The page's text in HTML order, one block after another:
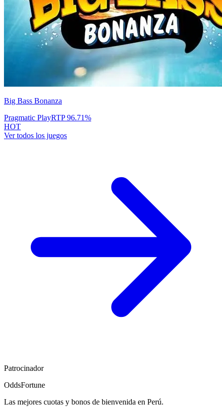
Big Bass Bonanza
Pragmatic PlayRTP96.71%
HOT
Ver todos los juegos
Patrocinador
OddsFortune
Las mejores cuotas y bonos de bienvenida en Perú.